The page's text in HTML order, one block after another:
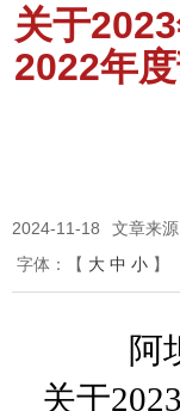
关于
2022年
2024-11-18
文章来
字体：
【 大 中 小 】
阿
关于2023